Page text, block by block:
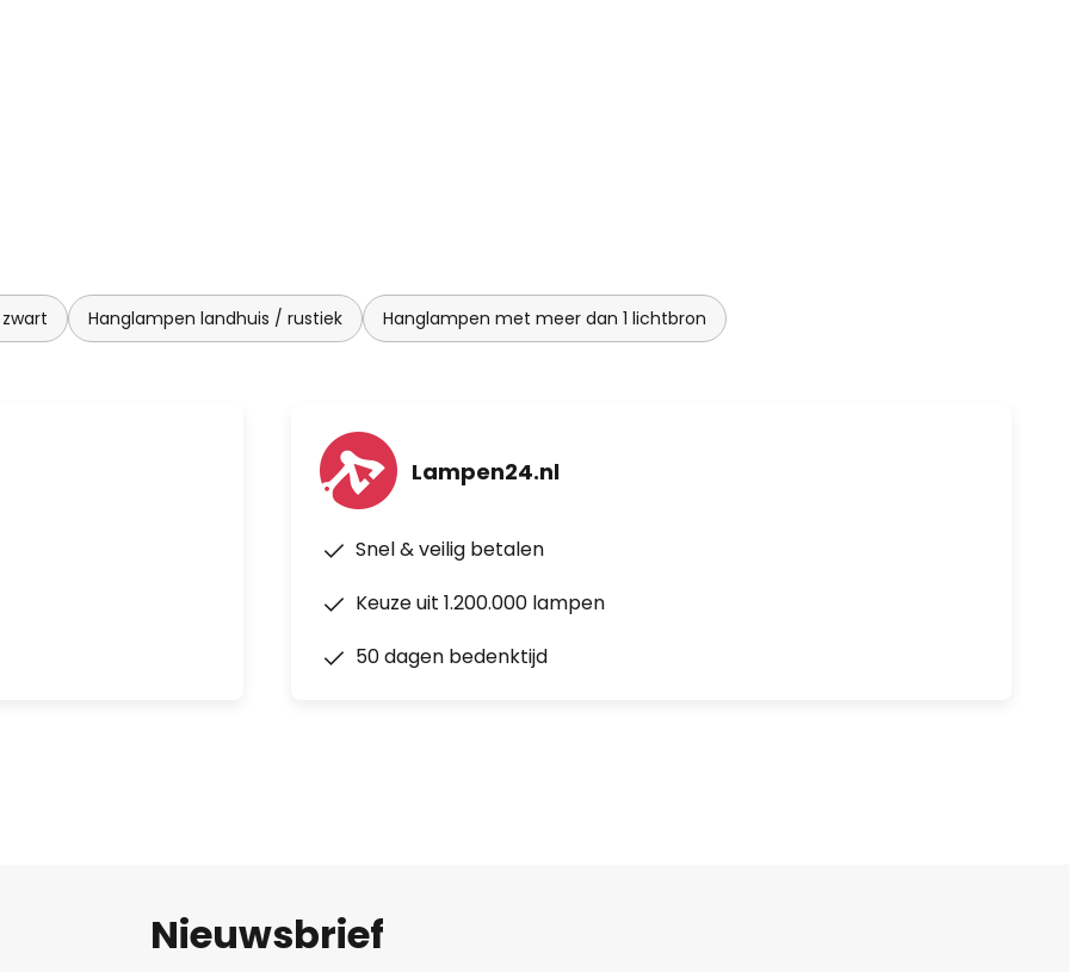
Hanglampen landhuis / rustiek Hanglampen met meer dan 1 lichtbron
Lampen24.nl
Snel & veilig betalen
Keuze uit 1.200.000 lampen
50 dagen bedenktijd
Nieuwsbrief